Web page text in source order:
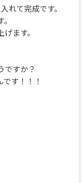
て完成です。
ます。
ですか？
す！！！